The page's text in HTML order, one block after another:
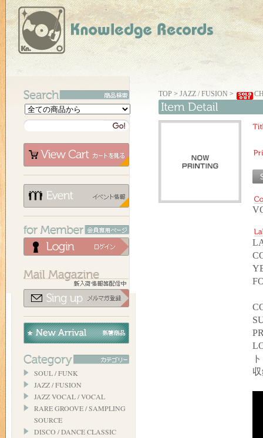
SOUL / FUNK
JAZZ / FUSION
JAZZ VOCAL / VOCAL
RARE GROOVE / SAMPLING
SOURCE
DISCO / DANCE CLASSIC
TOP > JAZZ / FUSION >